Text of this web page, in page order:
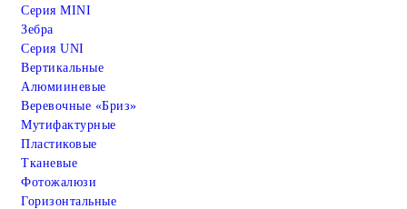
Серия MINI
Зебра
Серия UNI
Вертикальные
Алюмииневые
Веревочные «Бриз»
Мутифактурные
Пластиковые
Тканевые
Фотожалюзи
Горизонтальные